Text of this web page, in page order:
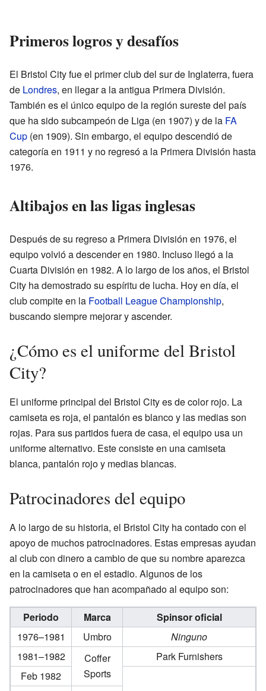
Primeros logros y desafíos
El Bristol City fue el primer club del sur de Inglaterra, fuera
de Londres, en llegar a la antigua Primera División.
También es el único equipo de la región sureste del país
que ha sido subcampeón de Liga (en 1907) y de la FA
Cup (en 1909). Sin embargo, el equipo descendió de
categoría en 1911 y no regresó a la Primera División hasta
1976.
Altibajos en las ligas inglesas
Después de su regreso a Primera División en 1976, el
equipo volvió a descender en 1980. Incluso llegó a la
Cuarta División en 1982. A lo largo de los años, el Bristol
City ha demostrado su espíritu de lucha. Hoy en día, el
club compite en la Football League Championship,
buscando siempre mejorar y ascender.
¿Cómo es el uniforme del Bristol
City?
El uniforme principal del Bristol City es de color rojo. La
camiseta es roja, el pantalón es blanco y las medias son
rojas. Para sus partidos fuera de casa, el equipo usa un
uniforme alternativo. Este consiste en una camiseta
blanca, pantalón rojo y medias blancas.
Patrocinadores del equipo
A lo largo de su historia, el Bristol City ha contado con el
apoyo de muchos patrocinadores. Estas empresas ayudan
al club con dinero a cambio de que su nombre aparezca
en la camiseta o en el estadio. Algunos de los
patrocinadores que han acompañado al equipo son:
Periodo Marca
Spinsor oficial
1976–1981
Umbro
Ninguno
1981–1982
Coffer
Sports
Park Furnishers
Feb 1982